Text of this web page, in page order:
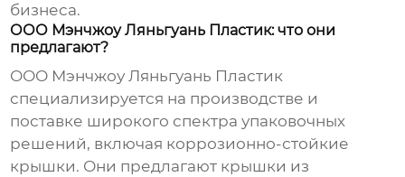
бизнеса.
ООО Мэнчжоу Ляньгуань Пластик: что они
предлагают?
ООО Мэнчжоу Ляньгуань Пластик
специализируется на производстве и
поставке широкого спектра упаковочных
решений, включая коррозионно-стойкие
крышки. Они предлагают крышки из